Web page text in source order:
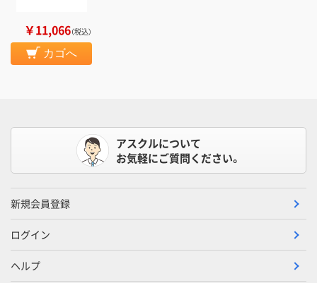
￥11,066（税込）
カゴへ
アスクルについて
お気軽にご質問ください。
新規会員登録
ログイン
ヘルプ